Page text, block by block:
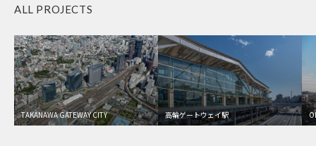
ALL PROJECTS
TAKANAWA GATEWAY CITY 高輪ゲートウェイ駅